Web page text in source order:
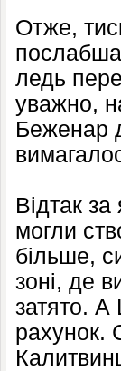
Отже,
ледь
уважно,
Беженар
Відтак
могли
більше,
зоні, де
затято. А
рахунок.